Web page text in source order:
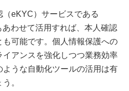
（eKYC）サービスである
あわせて活用すれば、本人確認
可能です。個人情報保護への
アンスを強化しつつ業務効率
ような自動化ツールの活用は有
。